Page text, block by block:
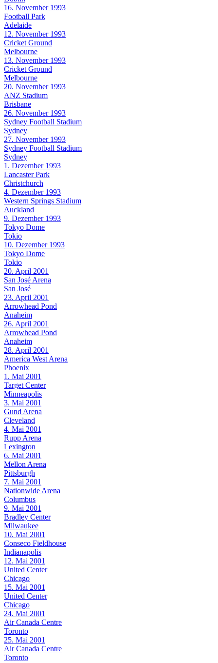
16. November 1993
Football Park
Adelaide
12. November 1993
Cricket Ground
Melbourne
13. November 1993
Cricket Ground
Melbourne
20. November 1993
ANZ Stadium
Brisbane
26. November 1993
Sydney Football Stadium
Sydney
27. November 1993
Sydney Football Stadium
Sydney
1. Dezember 1993
Lancaster Park
Christchurch
4. Dezember 1993
Western Springs Stadium
Auckland
9. Dezember 1993
Tokyo Dome
Tokio
10. Dezember 1993
Tokyo Dome
Tokio
20. April 2001
San José Arena
San José
23. April 2001
Arrowhead Pond
Anaheim
26. April 2001
Arrowhead Pond
Anaheim
28. April 2001
America West Arena
Phoenix
1. Mai 2001
Target Center
Minneapolis
3. Mai 2001
Gund Arena
Cleveland
4. Mai 2001
Rupp Arena
Lexington
6. Mai 2001
Mellon Arena
Pittsburgh
7. Mai 2001
Nationwide Arena
Columbus
9. Mai 2001
Bradley Center
Milwaukee
10. Mai 2001
Conseco Fieldhouse
Indianapolis
12. Mai 2001
United Center
Chicago
15. Mai 2001
United Center
Chicago
24. Mai 2001
Air Canada Centre
Toronto
25. Mai 2001
Air Canada Centre
Toronto